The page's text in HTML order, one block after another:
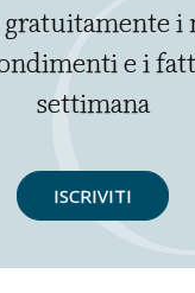
gratuitamente i
e i
settimana
ISCRIVITI